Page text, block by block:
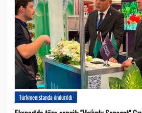
Türkmenistanda öndürildi